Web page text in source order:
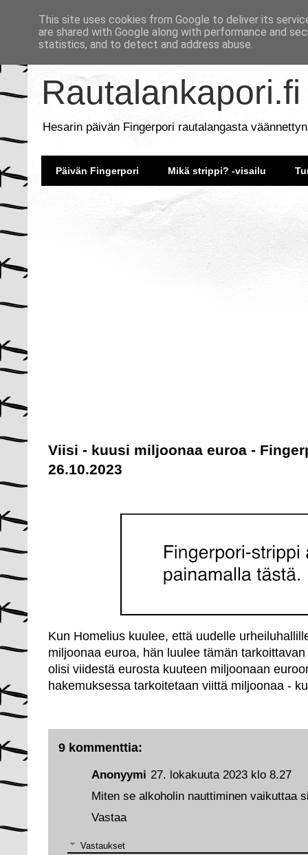
Rautalankapori.fi
Hesarin päivän Fingerpori rautalangasta
Päivän Fingerpori Mikä strippi? -visailu
Viisi - kuusi miljoonaa euroa -
26.10.2023
Kun Homelius kuulee, että uudelle
miljoonaa euroa, hän luulee tämän
olisi viidestä eurosta kuuteen miljoonaan
hakemuksessa tarkoitetaan viittä miljoonaa -
9 kommenttia:
Anonyymi 27. lokakuuta 2023 klo 8.27
Miten se alkoholin nauttiminen vaikuttaa
Vastaa
Vastaukset
This site uses cookies from Google to deliver its
are shared with Google along with performance and
statistics, and to detect and address abuse.